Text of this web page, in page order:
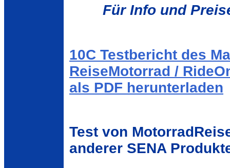
Für Info und
10C Testbericht des
ReiseMotorrad /
als PDF herunterladen
Test von
anderer SENA